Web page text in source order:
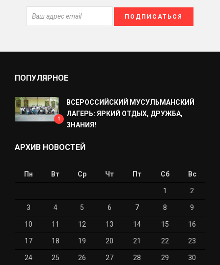
ПОПУЛЯРНОЕ
1
ВСЕРОССИЙСКИЙ МУСУЛЬМАНСКИЙ
ЛАГЕРЬ: ЯРКИЙ ОТДЫХ, ДРУЖБА,
ЗНАНИЯ!
АРХИВ НОВОСТЕЙ
Пн Вт Ср Чт Пт Сб Вс
1 2
3 4 5 6 7 8 9
10 11 12 13 14 15 16
17 18 19 20 21 22 23
24 25 26 27 28 29 30